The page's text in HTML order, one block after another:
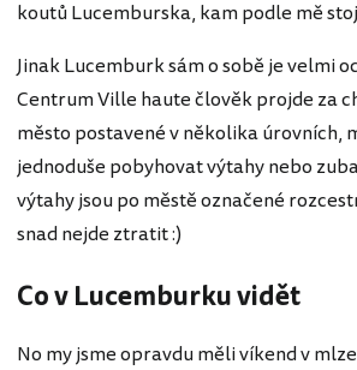
koutů Lucemburska, kam podle mě
Jinak Lucemburk sám o sobě je velmi
Centrum Ville haute člověk projde za
město postavené v několika úrovních,
jednoduše pobyhovat výtahy nebo
výtahy jsou po městě označené
snad nejde ztratit :)
Co v Lucemburku vidět
No my jsme opravdu měli víkend v